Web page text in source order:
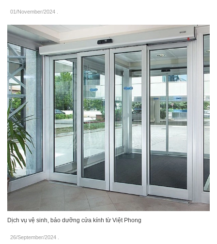
01/November/2024
Dịch vụ vệ sinh, bảo dưỡng cửa kính từ Việt Phong
26/September/2024 .